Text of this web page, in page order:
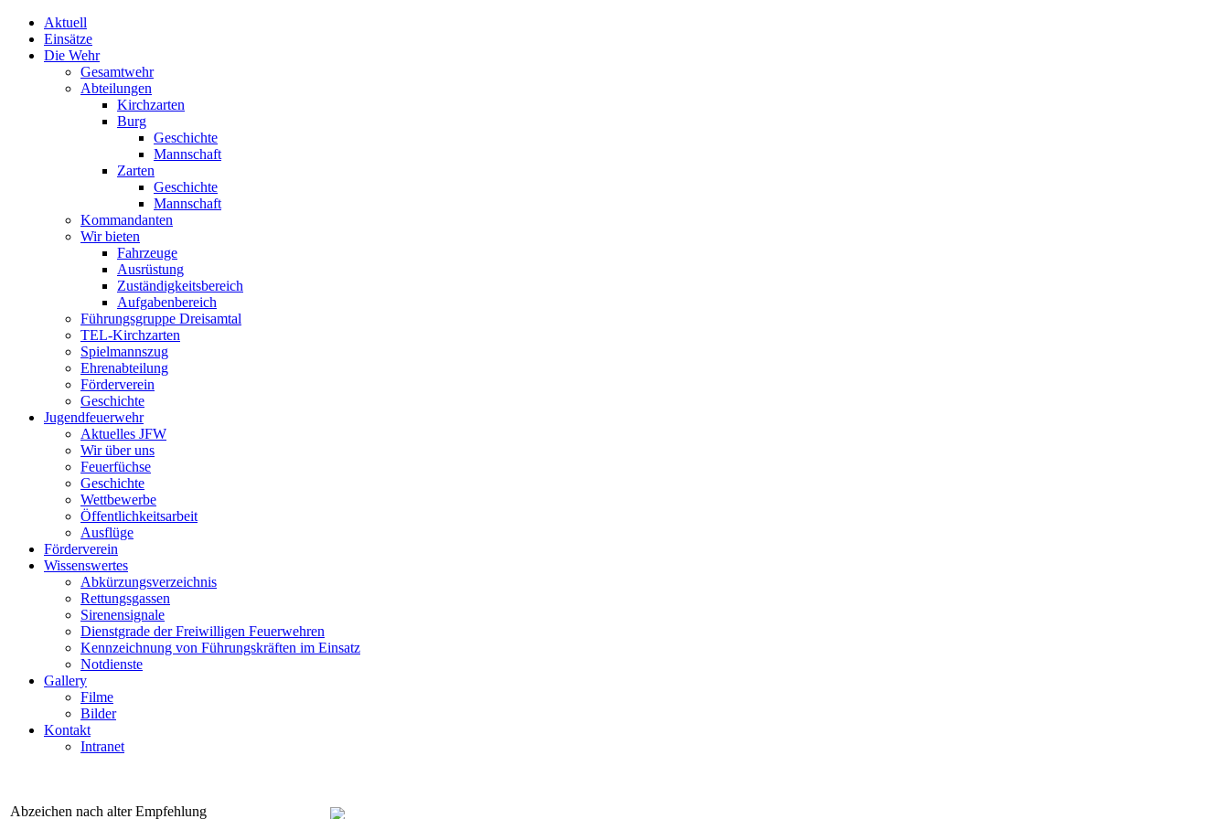
Aktuell
Einsätze
Die Wehr
Gesamtwehr
Abteilungen
Kirchzarten
Burg
Geschichte
Mannschaft
Zarten
Geschichte
Mannschaft
Kommandanten
Wir bieten
Fahrzeuge
Ausrüstung
Zuständigkeitsbereich
Aufgabenbereich
Führungsgruppe Dreisamtal
TEL-Kirchzarten
Spielmannszug
Ehrenabteilung
Förderverein
Geschichte
Jugendfeuerwehr
Aktuelles JFW
Wir über uns
Feuerfüchse
Geschichte
Wettbewerbe
Öffentlichkeitsarbeit
Ausflüge
Förderverein
Wissenswertes
Abkürzungsverzeichnis
Rettungsgassen
Sirenensignale
Dienstgrade der Freiwilligen Feuerwehren
Kennzeichnung von Führungskräften im Einsatz
Notdienste
Gallery
Filme
Bilder
Kontakt
Intranet
Abzeichen nach alter Empfehlung